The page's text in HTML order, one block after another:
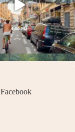
Facebook